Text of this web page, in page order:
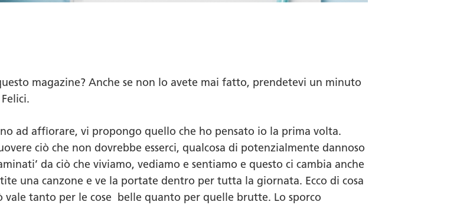
magazine ? Anche se non lo avete mai fatto, prendetevi un minuto
.
ad affiorare, vi propongo quello che ho pensato io la prima volta.
ciò che non dovrebbe esserci, qualcosa di potenzialmente dannoso
da ciò che viviamo, vediamo e sentiamo e questo ci cambia anche
una canzone e ve la portate dentro per tutta la giornata. Ecco di cosa
tanto per le cose belle quanto per quelle brutte. Lo sporco